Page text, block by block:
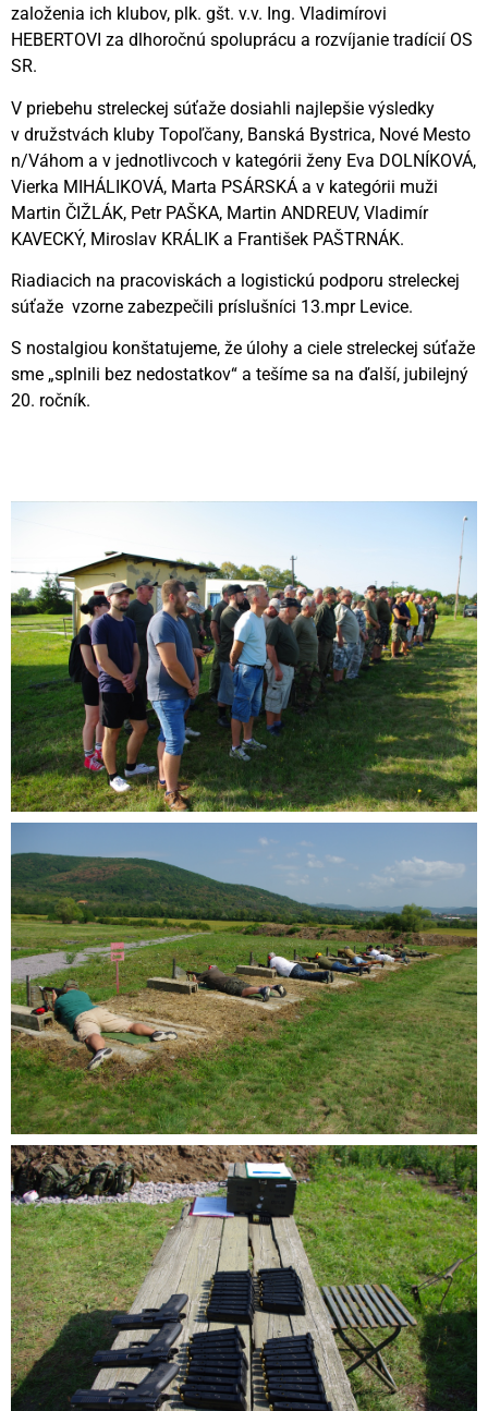
založenia ich klubov, plk. gšt. v.v. Ing. Vladimírovi
HEBERTOVI za dlhoročnú spoluprácu a rozvíjanie tradícií OS
SR.
V priebehu streleckej súťaže dosiahli najlepšie výsledky
v družstvách kluby Topoľčany, Banská Bystrica, Nové Mesto
n/Váhom a v jednotlivcoch v kategórii ženy Eva DOLNÍKOVÁ,
Vierka MIHÁLIKOVÁ, Marta PSÁRSKÁ a v kategórii muži
Martin ČIŽLÁK, Petr PAŠKA, Martin ANDREUV, Vladimír
KAVECKÝ, Miroslav KRÁLIK a František PAŠTRNÁK.
Riadiacich na pracoviskách a logistickú podporu streleckej
súťaže vzorne zabezpečili príslušníci 13.mpr Levice.
S nostalgiou konštatujeme, že úlohy a ciele streleckej súťaže
sme „splnili bez nedostatkov“ a tešíme sa na ďalší, jubilejný
20. ročník.